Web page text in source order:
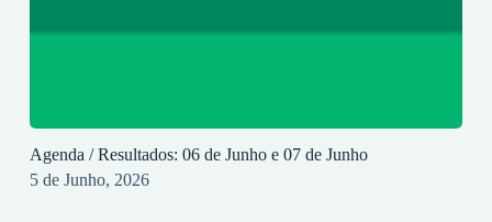
Agenda / Resultados: 06 de Junho e 07 de Junho
5 de Junho, 2026